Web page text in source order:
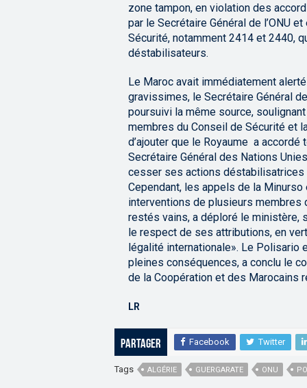
zone tampon, en violation des
par le Secrétaire Général de l’ONU
Sécurité, notamment 2414 et 2440,
déstabilisateurs.
Le Maroc avait immédiatement
gravissimes, le Secrétaire Général
poursuivi la même source,
membres du Conseil de Sécurité et
d’ajouter que le Royaume a
Secrétaire Général des Nations
cesser ses actions déstabilisatrices
Cependant, les appels de la Minurso
interventions de plusieurs membres
restés vains, a déploré le ministère,
le respect de ses attributions, en
légalité internationale». Le Polisario
pleines conséquences, a conclu le
de la Coopération et des Marocains
LR
Partager Facebook Twitter
Tags ALGÉRIE GUERGARATE ONU